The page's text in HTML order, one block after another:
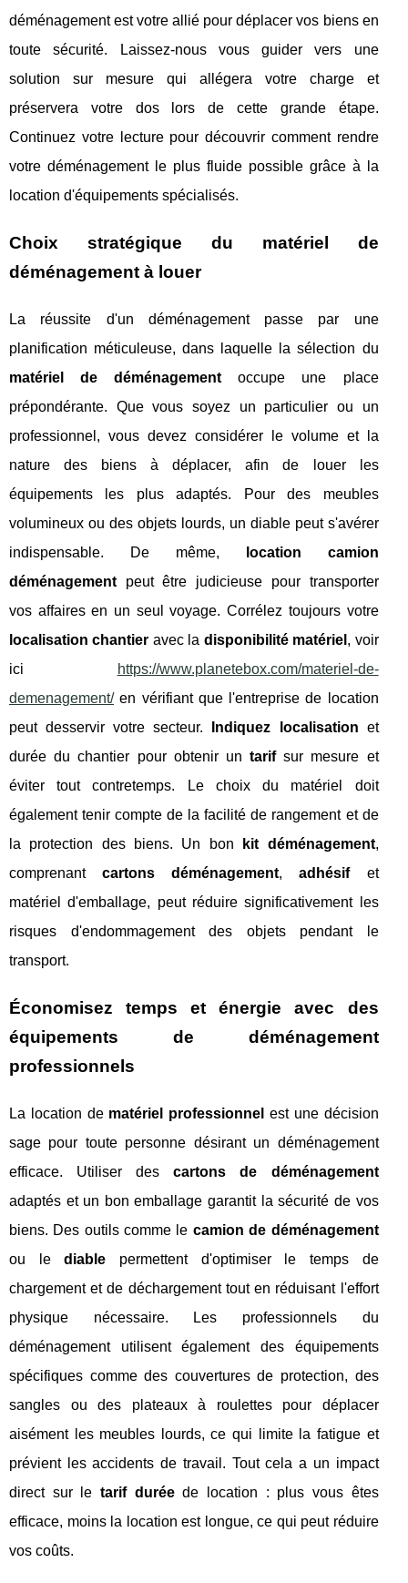
déménagement est votre allié pour déplacer vos biens en
toute sécurité. Laissez-nous vous guider vers une
solution sur mesure qui allégera votre charge et
préservera votre dos lors de cette grande étape.
Continuez votre lecture pour découvrir comment rendre
votre déménagement le plus fluide possible grâce à la
location d'équipements spécialisés.
Choix stratégique du matériel de
déménagement à louer
La réussite d'un déménagement passe par une
planification méticuleuse, dans laquelle la sélection du
matériel de déménagement occupe une place
prépondérante. Que vous soyez un particulier ou un
professionnel, vous devez considérer le volume et la
nature des biens à déplacer, afin de louer les
équipements les plus adaptés. Pour des meubles
volumineux ou des objets lourds, un diable peut s'avérer
indispensable. De même,
location camion
déménagement peut être judicieuse pour transporter
vos affaires en un seul voyage. Corrélez toujours votre
localisation chantier avec la disponibilité matériel , voir
ici
https://www.planetebox.com/materiel-de-
demenagement/en vérifiant que l'entreprise de location
peut desservir votre secteur.
Indiquez localisation et
durée du chantier pour obtenir untarifsur mesure et
éviter tout contretemps. Le choix du matériel doit
également tenir compte de la facilité de rangement et de
la protection des biens. Un bon
kit déménagement,
comprenantcartons déménagement,adhésifet
matériel d'emballage, peut réduire significativement les
risques d'endommagement des objets pendant le
transport.
Économisez temps et énergie avec des
équipements de déménagement
professionnels
La location de matériel professionnel est une décision
sage pour toute personne désirant un déménagement
efficace. Utiliser descartons de déménagement
adaptés et un bon emballage garantit la sécurité de vos
biens. Des outils comme le camion de déménagement
ou lediable permettent d'optimiser le temps de
chargement et de déchargement tout en réduisant l'effort
physique nécessaire. Les professionnels du
déménagement utilisent également des équipements
spécifiques comme des couvertures de protection, des
sangles ou des plateaux à roulettes pour déplacer
aisément les meubles lourds, ce qui limite la fatigue et
prévient les accidents de travail. Tout cela a un impact
direct sur le tarif duréede location : plus vous êtes
efficace, moins la location est longue, ce qui peut réduire
vos coûts.